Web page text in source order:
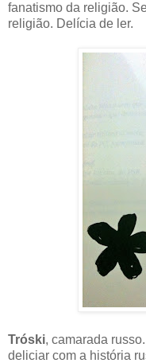
fanatismo da religião.
religião. Delícia de ler.
Tróski, camarada
deliciar com a história